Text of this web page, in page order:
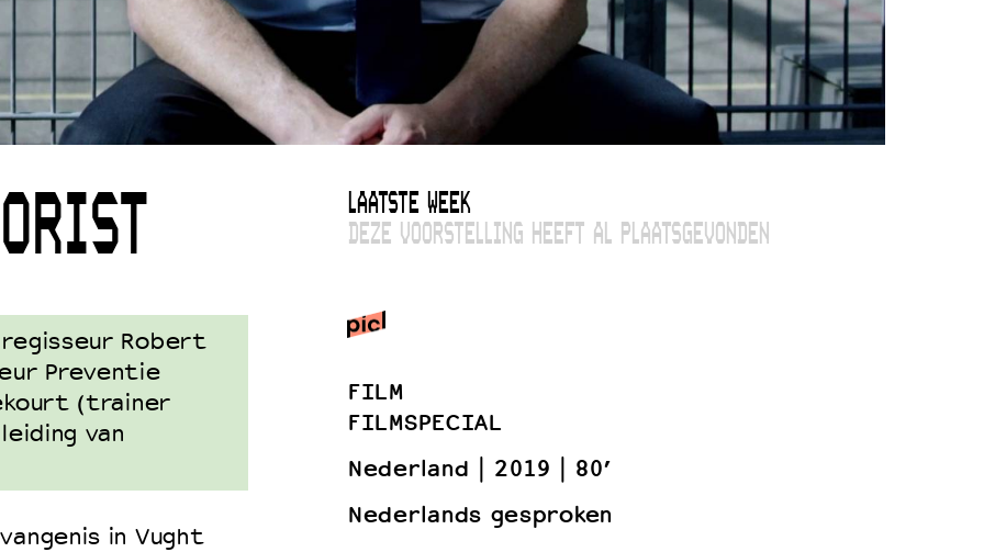
Robert
Preventie
(trainer
van
in Vught
LAATSTE WEEK
DEZE VOORSTELLING HEEFT AL PLAATSGEVONDEN
FILM
FILMSPECIAL
Nederland
2019
80’
Nederlands gesproken